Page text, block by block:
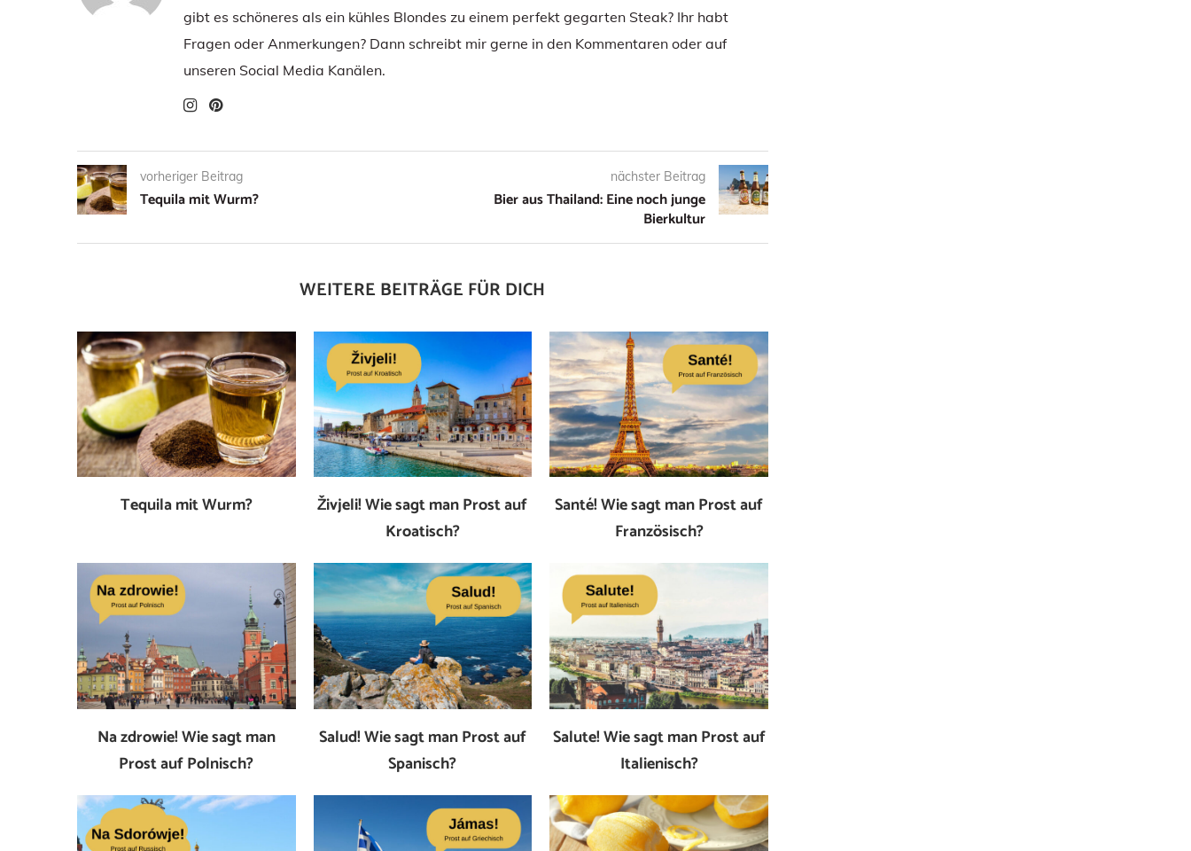
gibt es schöneres als ein kühles Blondes zu einem perfekt gegarten Steak? Ihr habt
Fragen oder Anmerkungen? Dann schreibt mir gerne in den Kommentaren oder auf
unseren Social Media Kanälen.
vorheriger Beitrag
Tequila mit Wurm?
nächster Beitrag
Bier aus Thailand: Eine noch junge
Bierkultur
WEITERE BEITRÄGE FÜR DICH
Tequila mit Wurm?
Živjeli! Wie sagt man Prost auf
Kroatisch?
Santé! Wie sagt man Prost auf
Französisch?
Na zdrowie! Wie sagt man
Prost auf Polnisch?
Salud! Wie sagt man Prost auf
Spanisch?
Salute! Wie sagt man Prost auf
Italienisch?